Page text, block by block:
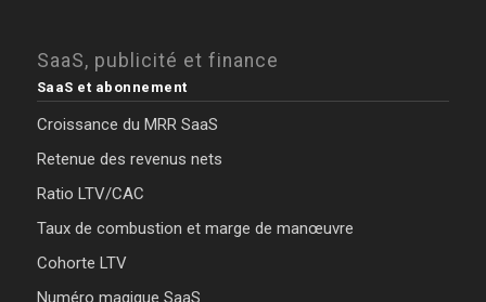
SaaS, publicité et finance
SaaS et abonnement
Croissance du MRR SaaS
Retenue des revenus nets
Ratio LTV/CAC
Taux de combustion et marge de manœuvre
Cohorte LTV
Numéro magique SaaS